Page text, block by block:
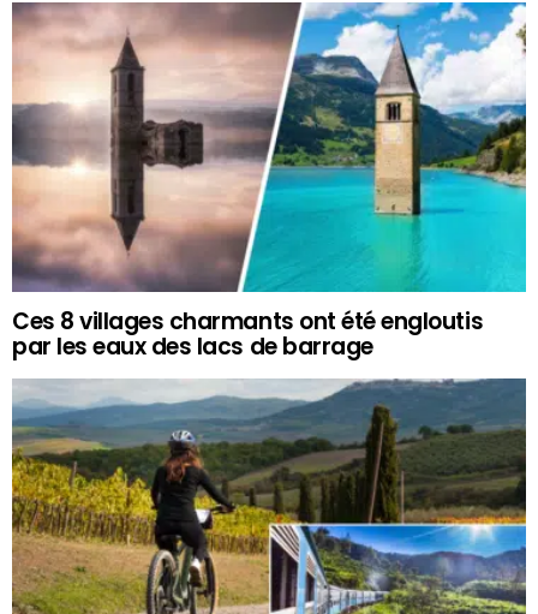
Ces 8 villages charmants ont été engloutis
par les eaux des lacs de barrage